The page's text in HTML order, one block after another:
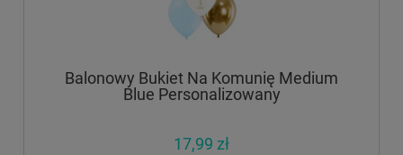
Balonowy Bukiet Na Komunię Medium
Blue Personalizowany
17,99 zł